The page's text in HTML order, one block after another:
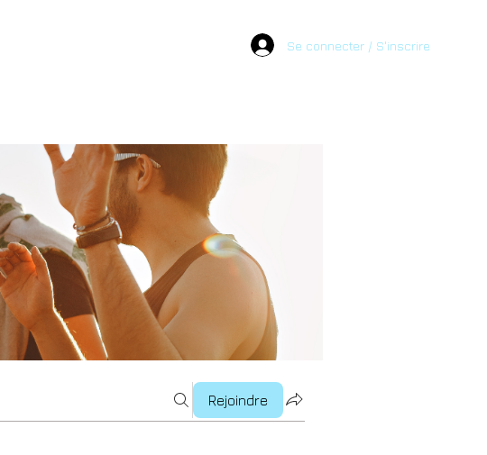
Se connecter / S'inscrire
Rejoindre